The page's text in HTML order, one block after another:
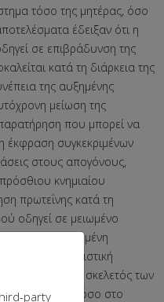
τόσο της μητέρας, όσο
έδειξαν ότι η
σε επιβράδυνση της
κατά τη διάρκεια της
της αυξημένης
μείωση της
που μπορεί να
έκφραση συγκεκριμένων
στους απογόνους,
κνημιαίου
πρωτεΐνης κατά τη
οδηγεί σε μειωμένο
την τροποποιημένη
απεικονιστική
έδειξε ότι ο σκελετός των
οστική μάζα τόσο στο
party